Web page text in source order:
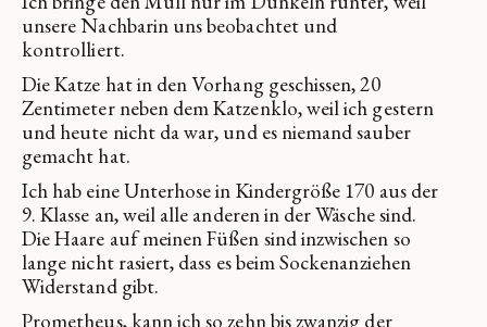
unsere Nachbarin uns beobachtet und
kontrolliert.
Die Katze hat in den Vorhang geschissen, 20
Zentimeter neben dem Katzenklo, weil ich gestern
und heute nicht da war, und es niemand sauber
gemacht hat.
Ich hab eine Unterhose in Kindergröße 170 aus der
9. Klasse an, weil alle anderen in der Wäsche sind.
Die Haare auf meinen Füßen sind inzwischen so
lange nicht rasiert, dass es beim Sockenanziehen
Widerstand gibt.
Prometheus, kann ich so zehn bis zwanzig der